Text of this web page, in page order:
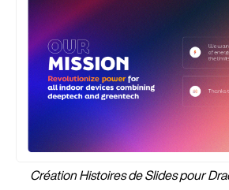
Création Histoires de Slides pour